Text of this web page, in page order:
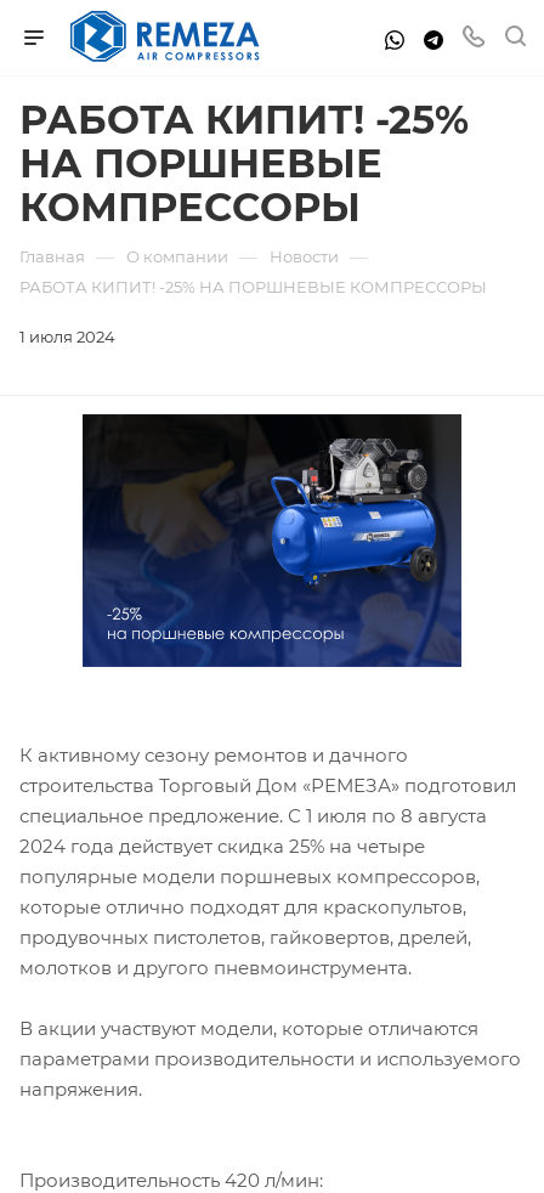
РАБОТА КИПИТ! -25%
НА ПОРШНЕВЫЕ
КОМПРЕССОРЫ
Главная — О компании — Новости —
РАБОТА КИПИТ! -25% НА ПОРШНЕВЫЕ КОМПРЕССОРЫ
1 июля 2024
К активному сезону ремонтов и дачного
строительства Торговый Дом «РЕМЕЗА» подготовил
специальное предложение. С 1 июля по 8 августа
2024 года действует скидка 25% на четыре
популярные модели поршневых компрессоров,
которые отлично подходят для краскопультов,
продувочных пистолетов, гайковертов, дрелей,
молотков и другого пневмоинструмента.
В акции участвуют модели, которые отличаются
параметрами производительности и используемого
напряжения.
Производительность 420 л/мин: